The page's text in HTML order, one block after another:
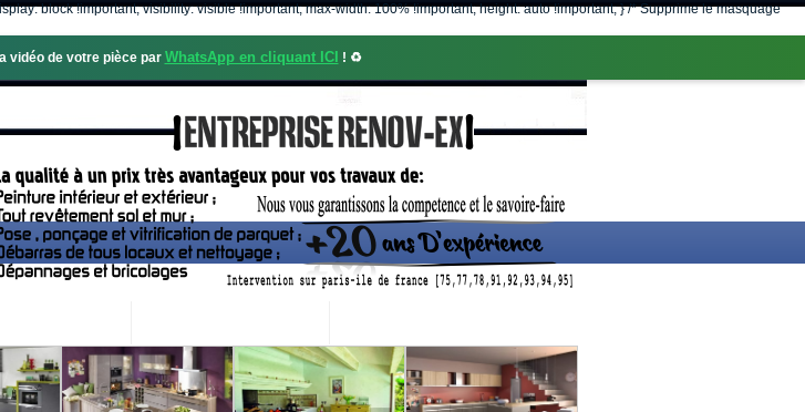
block !important; visibility: visible !important; max-width: 100% !important; height: auto !important; } /* Supprime le masquage
vidéo de votre pièce par WhatsApp en cliquant ICI ! ♻️